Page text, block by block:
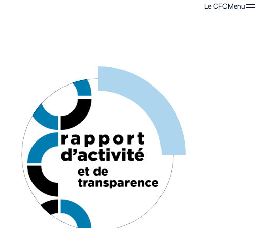
Le CFCMenu
Menu